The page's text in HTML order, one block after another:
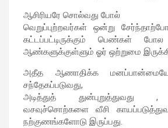
ஆசிரியரே சொல்வது போல்
வெறுப்புற்றவர்கள் ஒன்று
கட்டப்பட்டிருக்கும் பெண்கள்
ஆண்களுக்குள்ளும் ஓர் ஒற்றுமை
அதீத ஆணாதிக்க
சந்தேகப்படுவது,
அடித்துத் துன்புறுத்துவது
வசவுச்சொற்களை வீசி
நற்குணங்களோடு இருப்பது.